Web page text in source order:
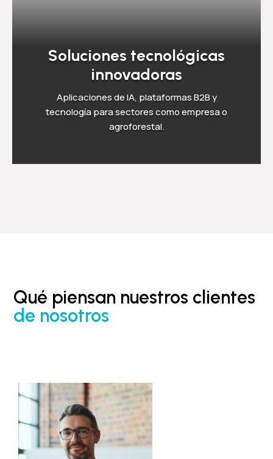
Soluciones tecnológicas
innovadoras
Aplicaciones de IA, plataformas B2B y
tecnología para sectores como empresa o
agroforestal.
Qué piensan nuestros clientes
de nosotros